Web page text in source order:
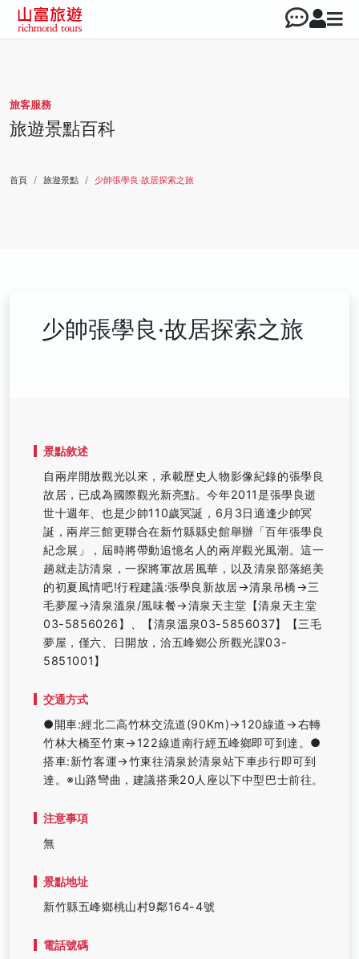
旅客服務
旅遊景點百科
首頁 旅遊景點 少帥張學良‧故居探索之旅
少帥張學良‧故居探索之旅
景點敘述
自兩岸開放觀光以來，承載歷史人物影像紀錄的張學良
故居，已成為國際觀光新亮點。今年2011是張學良逝
世十週年、也是少帥110歲冥誕，6月3日適逢少帥冥
誕，兩岸三館更聯合在新竹縣縣史館舉辦「百年張學良
紀念展」，屆時將帶動追憶名人的兩岸觀光風潮。這一
趟就走訪清泉，一探將軍故居風華，以及清泉部落絕美
的初夏風情吧!行程建議:張學良新故居→清泉吊橋→三
毛夢屋→清泉溫泉/風味餐→清泉天主堂【清泉天主堂
03-5856026】、【清泉溫泉03-5856037】【三毛
夢屋，僅六、日開放，洽五峰鄉公所觀光課03-
5851001】
交通方式
●開車:經北二高竹林交流道(90Km)→120線道→右轉
竹林大橋至竹東→122線道南行經五峰鄉即可到達。●
搭車:新竹客運→竹東往清泉於清泉站下車步行即可到
達。※山路彎曲，建議搭乘20人座以下中型巴士前往。
注意事項
無
景點地址
新竹縣五峰鄉桃山村9鄰164-4號
電話號碼